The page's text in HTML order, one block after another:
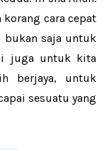
cara cepat
bukan saja untuk
juga untuk kita
berjaya, untuk
sesuatu yang